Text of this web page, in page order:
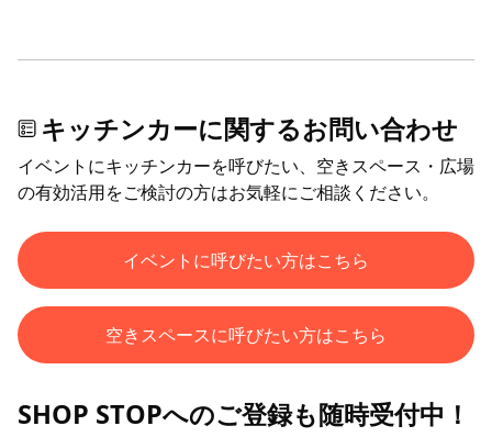
キッチンカーに関するお問い合わせ
イベントにキッチンカーを呼びたい、空きスペース・広場
の有効活用をご検討の方はお気軽にご相談ください。
イベントに呼びたい方はこちら
空きスペースに呼びたい方はこちら
SHOP STOPへのご登録も随時受付中！